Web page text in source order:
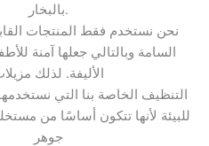
بالبخار.
نحن نستخدم فقط المنتجات
السامة وبالتالي جعلها آمنة
الأليفة. لذلك
التنظيف الخاصة بنا التي
للبيئة لأنها تتكون أساسًا من
جوهر